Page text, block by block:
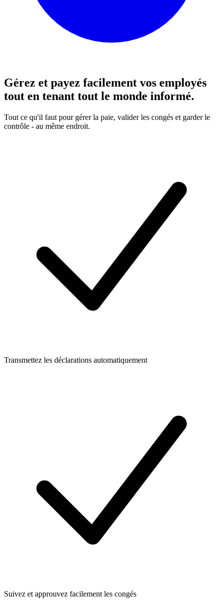
Gérez et payez facilement vos employés
tout en tenant tout le monde informé.
Tout ce qu'il faut pour gérer la paie, valider les congés et garder le
contrôle - au même endroit.
Transmettez les déclarations automatiquement
Suivez et approuvez facilement les congés